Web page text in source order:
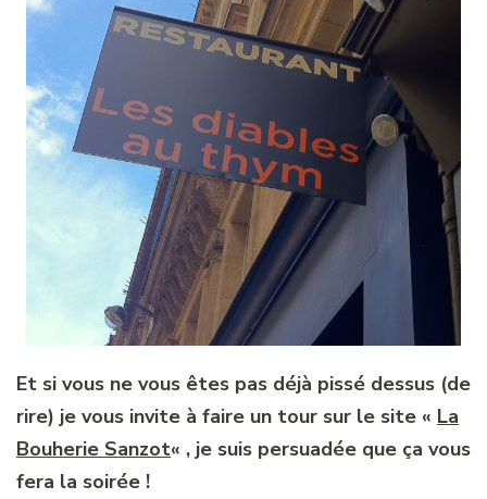
Et si vous ne vous êtes pas déjà pissé dessus (de
rire) je vous invite à faire un tour sur le site « La
Bouherie Sanzot« , je suis persuadée que ça vous
fera la soirée !